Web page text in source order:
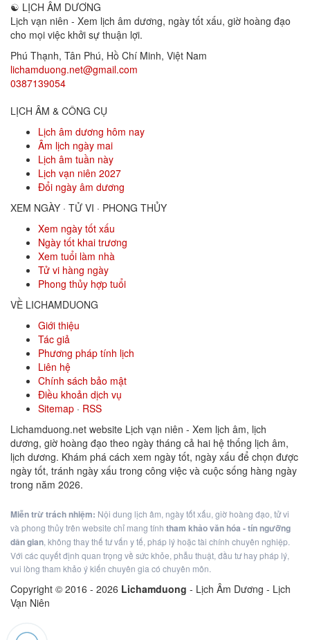
☯ LỊCH ÂM DƯƠNG
Lịch vạn niên - Xem lịch âm dương, ngày tốt xấu, giờ hoàng đạo
cho mọi việc khởi sự thuận lợi.
Phú Thạnh, Tân Phú, Hồ Chí Minh, Việt Nam
lichamduong.net@gmail.com
0387139054
LỊCH ÂM & CÔNG CỤ
Lịch âm dương hôm nay
Âm lịch ngày mai
Lịch âm tuần này
Lịch vạn niên 2027
Đổi ngày âm dương
XEM NGÀY · TỬ VI · PHONG THỦY
Xem ngày tốt xấu
Ngày tốt khai trương
Xem tuổi làm nhà
Tử vi hàng ngày
Phong thủy hợp tuổi
VỀ LICHAMDUONG
Giới thiệu
Tác giả
Phương pháp tính lịch
Liên hệ
Chính sách bảo mật
Điều khoản dịch vụ
Sitemap · RSS
Lichamduong.net website Lịch vạn niên - Xem lịch âm, lịch
dương, giờ hoàng đạo theo ngày tháng cả hai hệ thống lịch âm,
lịch dương. Khám phá cách xem ngày tốt, ngày xấu để chọn được
ngày tốt, tránh ngày xấu trong công việc và cuộc sống hàng ngày
trong năm 2026.
Miễn trừ trách nhiệm: Nội dung lịch âm, ngày tốt xấu, giờ hoàng đạo, tử vi
và phong thủy trên website chỉ mang tính tham khảo văn hóa - tín ngưỡng
dân gian, không thay thế tư vấn y tế, pháp lý hoặc tài chính chuyên nghiệp.
Với các quyết định quan trọng về sức khỏe, phẫu thuật, đầu tư hay pháp lý,
vui lòng tham khảo ý kiến chuyên gia có chuyên môn.
Copyright © 2016 - 2026 Lichamduong - Lịch Âm Dương - Lịch
Vạn Niên